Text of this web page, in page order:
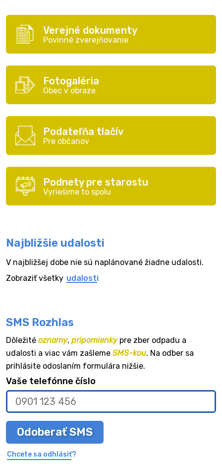
Verejné dokumenty
Povinné zverejňovanie
Fotogaléria
Obec v obraze
Podateľňa tlačív
Pre občanov
Podnety pre starostu
Vyriešime to spolu
Najbližšie udalosti
V najbližšej dobe nie sú naplánované žiadne udalosti.
Zobraziť všetky udalosti
SMS Rozhlas
Dôležité oznamy, pripomienkypre zber odpadu a
udalosti a viac vám zašleme SMS-kou. Na odber sa
prihlásite odoslaním formulára nižšie.
Vaše telefónne číslo
Odoberať SMS
Chcete sa odhlásiť?